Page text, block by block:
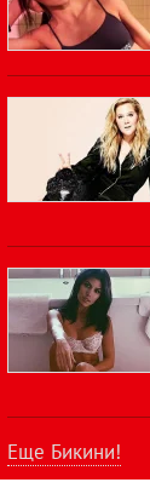
Еще Бикини!